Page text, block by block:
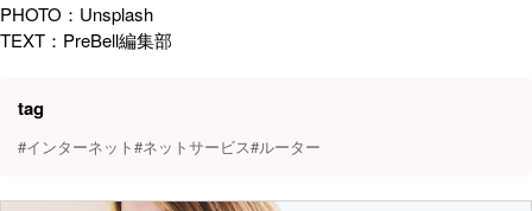
PHOTO：Unsplash
TEXT：PreBell編集部
tag
#インターネット#ネットサービス#ルーター